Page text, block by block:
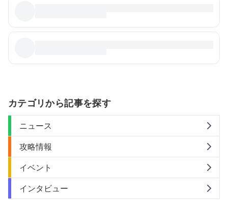
カテゴリから記事を探す
ニュース
攻略情報
イベント
インタビュー